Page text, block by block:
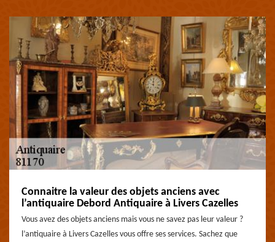
Connaitre la valeur des objets anciens avec
l’antiquaire Debord Antiquaire à Livers Cazelles
Vous avez des objets anciens mais vous ne savez pas leur valeur ?
l’antiquaire à Livers Cazelles vous offre ses services. Sachez que